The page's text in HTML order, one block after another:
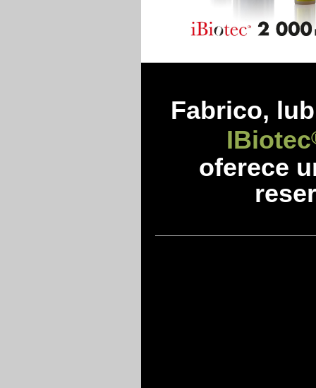
Fabrico,
IBiotec
oferece